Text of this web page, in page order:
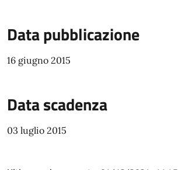
Data pubblicazione
16 giugno 2015
Data scadenza
03 luglio 2015